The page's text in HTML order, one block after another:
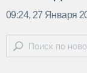
09:24, 27 Января